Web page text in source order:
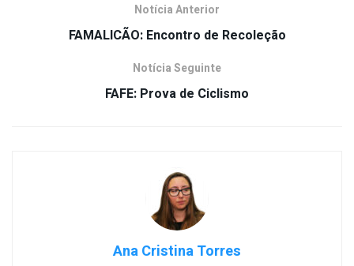
Notícia Anterior
FAMALICÃO: Encontro de Recoleção
Notícia Seguinte
FAFE: Prova de Ciclismo
Ana Cristina Torres